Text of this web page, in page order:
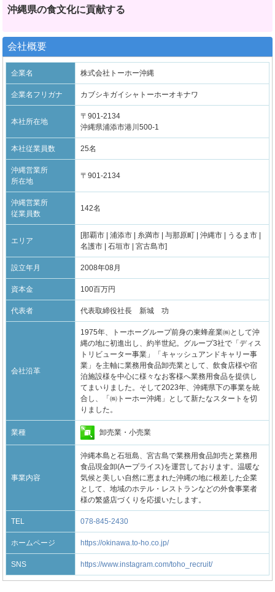
沖縄県の食文化に貢献する
会社概要
企業名 株式会社トーホー沖縄
企業名フリガナ カブシキガイシャトーホーオキナワ
本社所在地
〒901-2134
沖縄県浦添市港川500-1
本社従業員数 25名
沖縄営業所
所在地
〒901-2134
沖縄営業所
従業員数
142名
エリア
[那覇市 | 浦添市 | 糸満市 | 与那原町 | 沖縄市 | うるま市 |
名護市 | 石垣市 | 宮古島市]
設立年月 2008年08月
資本金 100百万円
代表者 代表取締役社長 新城 功
会社沿革
1975年、トーホーグループ前身の東蜂産業㈱として沖
縄の地に初進出し、約半世紀。グループ3社で「ディス
トリビューター事業」「キャッシュアンドキャリー事
業」を主軸に業務用食品卸売業として、飲食店様や宿
泊施設様を中心に様々なお客様へ業務用食品を提供し
てまいりました。そして2023年、沖縄県下の事業を統
合し、「㈱トーホー沖縄」として新たなスタートを切
りました。
業種 卸売業・小売業
事業内容
沖縄本島と石垣島、宮古島で業務用食品卸売と業務用
食品現金卸(Aープライス)を運営しております。温暖な
気候と美しい自然に恵まれた沖縄の地に根差した企業
として、地域のホテル・レストランなどの外食事業者
様の繁盛店づくりを応援いたします。
TEL 078-845-2430
ホームページ https://okinawa.to-ho.co.jp/
SNS https://www.instagram.com/toho_recruit/